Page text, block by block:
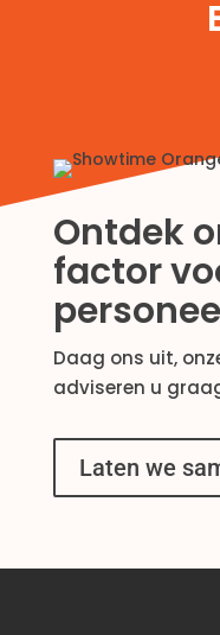
Ontdek
factor
Daag ons uit,
adviseren u
Laten we